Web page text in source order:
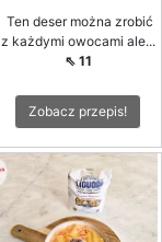
Ten deser można zrobić
z każdymi owocami ale...
⇖ 11
Zobacz przepis!